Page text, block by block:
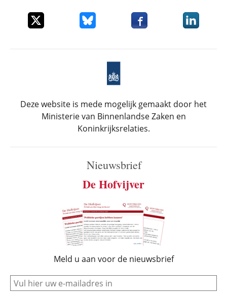
Deel dit item op XDeel dit item op Bluesky
Deel dit item opDeel dit
Deze website is mede mogelijk gemaakt door het
Ministerie van Binnenlandse Zaken en
Koninkrijksrelaties.
Nieuwsbrief
De Hofvijver
Meld u aan voor de nieuwsbrief
e-mail